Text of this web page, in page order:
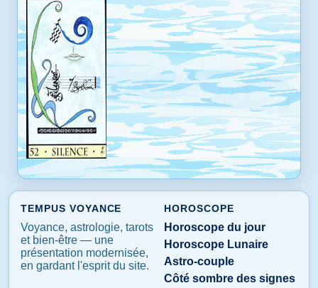
TEMPUS VOYANCE
Voyance, astrologie, tarots
et bien-être — une
présentation modernisée,
en gardant l'esprit du site.
HOROSCOPE
Horoscope du jour
Horoscope Lunaire
Astro-couple
Côté sombre des signes